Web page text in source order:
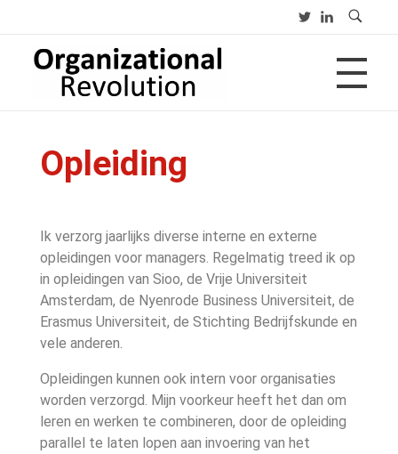
Opleiding
Ik verzorg jaarlijks diverse interne en externe
opleidingen voor managers. Regelmatig treed ik op
in opleidingen van Sioo, de Vrije Universiteit
Amsterdam, de Nyenrode Business Universiteit, de
Erasmus Universiteit, de Stichting Bedrijfskunde en
vele anderen.
Opleidingen kunnen ook intern voor organisaties
worden verzorgd. Mijn voorkeur heeft het dan om
leren en werken te combineren, door de opleiding
parallel te laten lopen aan invoering van het